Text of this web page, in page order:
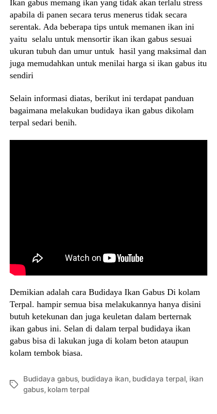
Ikan gabus memang ikan yang tidak akan terlalu stress
apabila di panen secara terus menerus tidak secara
serentak. Ada beberapa tips untuk memanen ikan ini
yaitu selalu untuk mensortir ikan ikan gabus sesuai
ukuran tubuh dan umur untuk hasil yang maksimal dan
juga memudahkan untuk menilai harga si ikan gabus itu
sendiri
Selain informasi diatas, berikut ini terdapat panduan
bagaimana melakukan budidaya ikan gabus dikolam
terpal sedari benih.
Demikian adalah cara Budidaya Ikan Gabus Di kolam
Terpal. hampir semua bisa melakukannya hanya disini
butuh ketekunan dan juga keuletan dalam berternak
ikan gabus ini. Selan di dalam terpal budidaya ikan
gabus bisa di lakukan juga di kolam beton ataupun
kolam tembok biasa.
Tags
Budidaya gabus, budidaya ikan, budidaya terpal, ikan
gabus, kolam terpal